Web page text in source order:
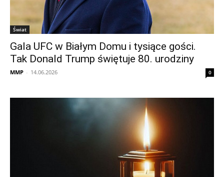
Świat
Gala UFC w Białym Domu i tysiące gości.
Tak Donald Trump świętuje 80. urodziny
MMP - 14.06.2026 0